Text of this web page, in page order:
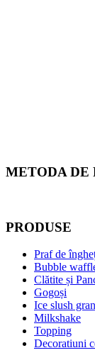
METODA DE
PRODUSE
Praf de
Bubble
Clătite și
Gogoși
Ice slush
Milkshake
Topping
Decoratiuni